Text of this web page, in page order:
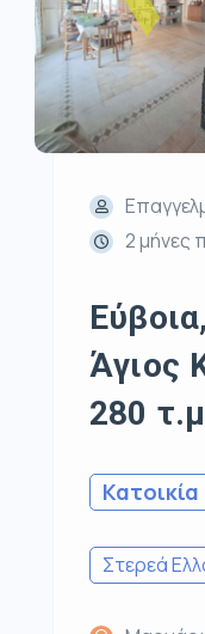
2 μήνες
Άγιος
280
Κατοικία
Στερεά